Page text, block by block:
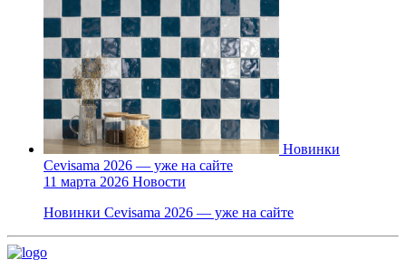
Новинки
Cevisama 2026 — уже на сайте
11 марта 2026 Новости
Новинки Cevisama 2026 — уже на сайте